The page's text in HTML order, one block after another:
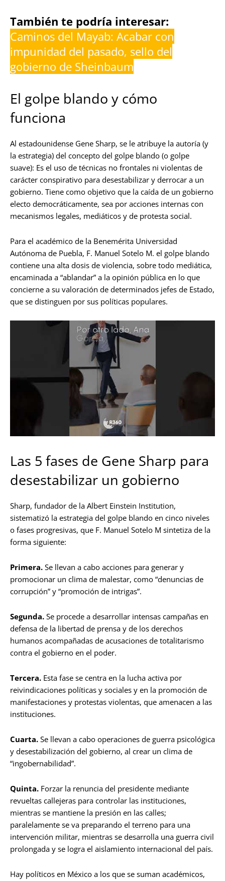
También te podría interesar:
Caminos del Mayab: Acabar con
impunidad del pasado, sello del
gobierno de Sheinbaum
El golpe blando y cómo
funciona
Al estadounidense Gene Sharp, se le atribuye la autoría (y
la estrategia) del concepto del golpe blando (o golpe
suave): Es el uso de técnicas no frontales ni violentas de
carácter conspirativo para desestabilizar y derrocar a un
gobierno. Tiene como objetivo que la caída de un gobierno
electo democráticamente, sea por acciones internas con
mecanismos legales, mediáticos y de protesta social.
Para el académico de la Benemérita Universidad
Autónoma de Puebla, F. Manuel Sotelo M. el golpe blando
contiene una alta dosis de violencia, sobre todo mediática,
encaminada a “ablandar” a la opinión pública en lo que
concierne a su valoración de determinados jefes de Estado,
que se distinguen por sus políticas populares.
Las 5 fases de Gene Sharp para
desestabilizar un gobierno
Sharp, fundador de la Albert Einstein Institution,
sistematizó la estrategia del golpe blando en cinco niveles
o fases progresivas, que F. Manuel Sotelo M sintetiza de la
forma siguiente:
Primera. Se llevan a cabo acciones para generar y
promocionar un clima de malestar, como “denuncias de
corrupción” y “promoción de intrigas”.
Segunda. Se procede a desarrollar intensas campañas en
defensa de la libertad de prensa y de los derechos
humanos acompañadas de acusaciones de totalitarismo
contra el gobierno en el poder.
Tercera. Esta fase se centra en la lucha activa por
reivindicaciones políticas y sociales y en la promoción de
manifestaciones y protestas violentas, que amenacen a las
instituciones.
Cuarta. Se llevan a cabo operaciones de guerra psicológica
y desestabilización del gobierno, al crear un clima de
“ingobernabilidad”.
Quinta. Forzar la renuncia del presidente mediante
revueltas callejeras para controlar las instituciones,
mientras se mantiene la presión en las calles;
paralelamente se va preparando el terreno para una
intervención militar, mientras se desarrolla una guerra civil
prolongada y se logra el aislamiento internacional del país.
Hay políticos en México a los que se suman académicos,